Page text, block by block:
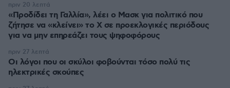
«Προδίδει τη Γαλλία», λέει ο Μασκ για πολιτικό που
ζήτησε να «κλείνει» το X σε προεκλογικές περιόδους
για να μην επηρεάζει τους ψηφοφόρους
πριν 20 λεπτά
Οι λόγοι που οι σκύλοι φοβούνται τόσο πολύ τις
ηλεκτρικές σκούπες
πριν 27 λεπτά